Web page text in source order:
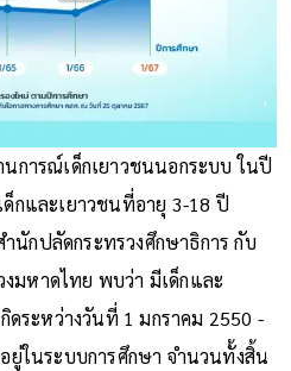
นการณ์เด็กเยาวชนนอกระบบ ในปี
ด็กและเยาวชนที่อายุ 3-18 ปี
นักปลัดกระทรวงศึกษาธิการ กับ
มหาดไทย พบว่า มีเด็กและ
ดระหว่างวันที่ 1 มกราคม 2550 -
ยู่ในระบบการศึกษา จำนวนทั้งสิ้น